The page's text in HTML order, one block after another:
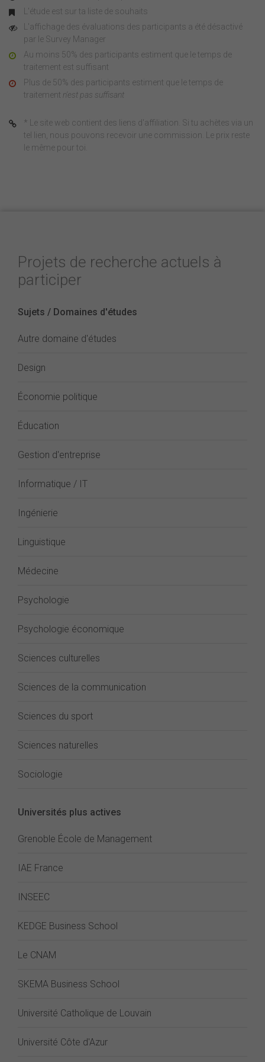
L'étude est sur ta liste de souhaits
L'affichage des évaluations des participants a été désactivé
par le Survey Manager
Au moins 50% des participants estiment que le temps de
traitement est suffisant
Plus de 50% des participants estiment que le temps de
traitement n'est pas suffisant
* Le site web contient des liens d'affiliation. Si tu achètes via un
tel lien, nous pouvons recevoir une commission. Le prix reste
le même pour toi.
Projets de recherche actuels à
participer
Sujets / Domaines d'études
Autre domaine d'études
Design
Économie politique
Éducation
Gestion d'entreprise
Informatique / IT
Ingénierie
Linguistique
Médecine
Psychologie
Psychologie économique
Sciences culturelles
Sciences de la communication
Sciences du sport
Sciences naturelles
Sociologie
Universités plus actives
Grenoble École de Management
IAE France
INSEEC
KEDGE Business School
Le CNAM
SKEMA Business School
Université Catholique de Louvain
Université Côte d'Azur